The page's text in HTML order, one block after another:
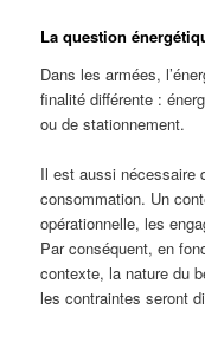
La question
Dans les armées,
finalité différente :
ou de stationnement.
Il est aussi nécessaire
consommation. Un
opérationnelle, les
Par conséquent, en
contexte, la nature du
les contraintes seront